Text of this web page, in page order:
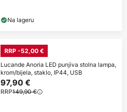
Na lageru
RRP -52,00 €
Lucande Anoria LED punjiva stolna lampa,
krom/bijela, staklo, IP44, USB
97,90 €
RRP149,90 €